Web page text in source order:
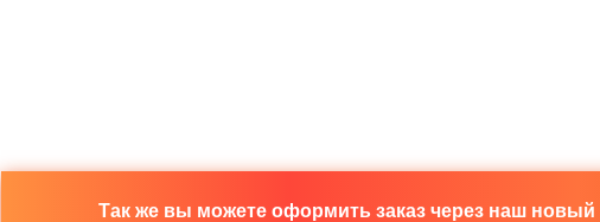
Так же вы можете оформить заказ через наш новый